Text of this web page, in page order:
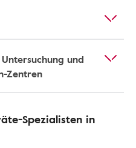
und
Zentren
Spezialisten in